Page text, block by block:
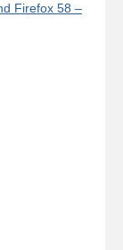
Firefox 58 –